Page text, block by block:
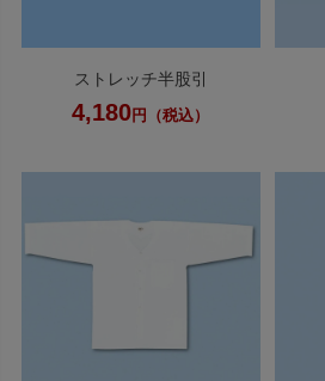
ストレッチ半股引
4,180 円（税込）